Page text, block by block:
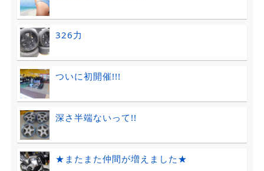
326力
ついに初開催!!!
深さ半端ないって!!
★またまた仲間が増えました★